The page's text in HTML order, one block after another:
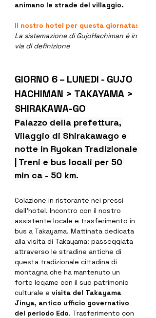
animano le strade del villaggio.
Il nostro hotel per questa giornata:
La sistemazione di GujoHachiman è in
via di definizione
GIORNO 6 – LUNEDI - GUJO
HACHIMAN > TAKAYAMA >
SHIRAKAWA-GO
Palazzo della prefettura,
Vilaggio di Shirakawago e
notte in Ryokan Tradizionale
| Treni e bus locali per 50
min ca - 50 km.
Colazione in ristorante nei pressi
dell’hotel. Incontro con il nostro
assistente locale e trasferimento in
bus a Takayama. Mattinata dedicata
alla visita di Takayama: passeggiata
attraverso le stradine antiche di
questa tradizionale cittadina di
montagna che ha mantenuto un
forte legame con il suo patrimonio
culturale e visita del Takayama
Jinya, antico ufficio governativo
del periodo Edo. Trasferimento con